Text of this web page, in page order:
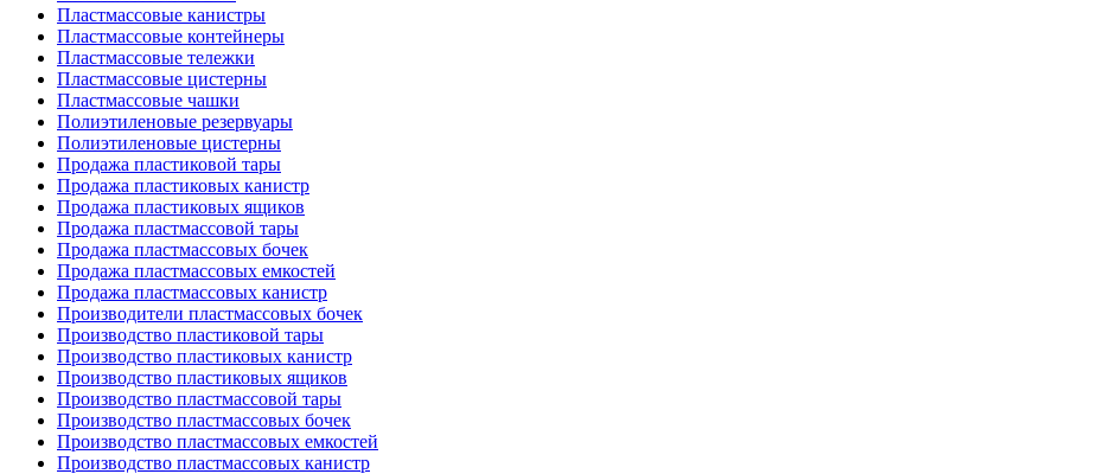
Пластмассовые канистры
Пластмассовые контейнеры
Пластмассовые тележки
Пластмассовые цистерны
Пластмассовые чашки
Полиэтиленовые резервуары
Полиэтиленовые цистерны
Продажа пластиковой тары
Продажа пластиковых канистр
Продажа пластиковых ящиков
Продажа пластмассовой тары
Продажа пластмассовых бочек
Продажа пластмассовых емкостей
Продажа пластмассовых канистр
Производители пластмассовых бочек
Производство пластиковой тары
Производство пластиковых канистр
Производство пластиковых ящиков
Производство пластмассовой тары
Производство пластмассовых бочек
Производство пластмассовых емкостей
Производство пластмассовых канистр